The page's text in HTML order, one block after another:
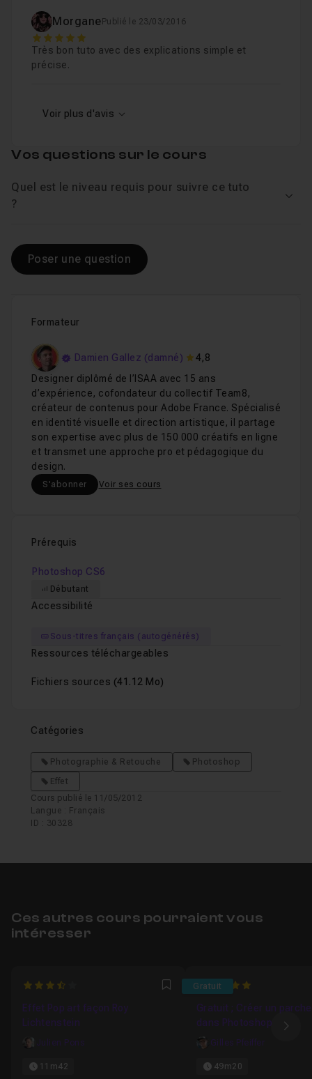
Morgane Publié le 23/03/2016
5
Très bon tuto avec des explications simple et
précise.
Voir plus d'avis
Formateur
Damien Gallez (damné)
4,8
Designer diplômé de l’ISAA avec 15 ans
d’expérience, cofondateur du collectif Team8,
créateur de contenus pour Adobe France. Spécialisé
en identité visuelle et direction artistique, il partage
son expertise avec plus de 150 000 créatifs en ligne
et transmet une approche pro et pédagogique du
design.
S'abonner Voir ses cours
Prérequis
Photoshop CS6
Débutant
Accessibilité
Sous-titres français (autogénérés)
Ressources téléchargeables
Fichiers sources (41.12 Mo)
Catégories
Photographie & Retouche
Photoshop
Effet
Cours publié le 11/05/2012
Langue : Français
ID : 30328
Vos questions sur le cours
Quel est le niveau requis pour suivre ce tuto
?
Poser une question
Ces autres cours pourraient vous
intéresser
3.5 Favori
Effet Pop art façon Roy
Lichtenstein
Julien Pons
11m42
Gratuit
5
Gratuit ; Créer un
dans Photoshop
Gilles Pfeiffer
49m20